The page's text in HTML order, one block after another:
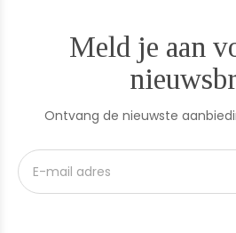
Meld je aan
Ontvang de nieuwste